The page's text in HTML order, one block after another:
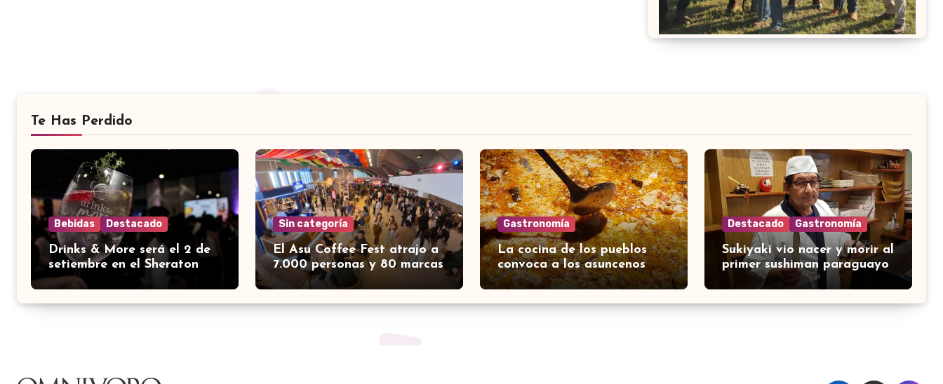
Te Has Perdido
Bebidas Destacado
Drinks & More será el 2 de
setiembre en el Sheraton
Sin categoría
El Asu Coffee Fest atrajo a
7.000 personas y 80 marcas
Gastronomía
La cocina de los pueblos
convoca a los asuncenos
Destacado Gastronomía
Sukiyaki vio nacer y morir al
primer sushiman paraguayo